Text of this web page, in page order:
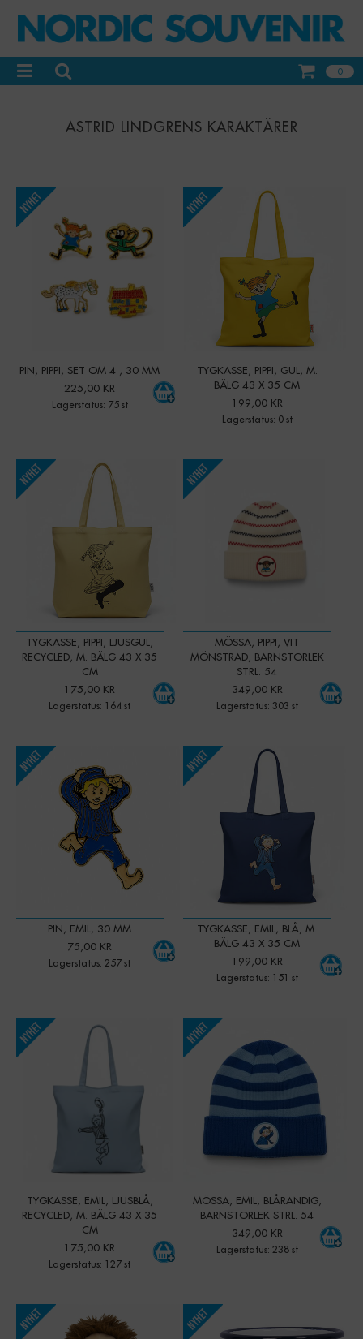
0
ASTRID LINDGRENS KARAKTÄRER
PIN, PIPPI, SET OM 4 , 30 MM
225,00 KR
Lagerstatus: 75 st
Qty:
TYGKASSE, PIPPI, GUL, M.
BÄLG 43 X 35 CM
199,00 KR
Lagerstatus: 0 st
TYGKASSE, PIPPI, LJUSGUL,
RECYCLED, M. BÄLG 43 X 35
CM
175,00 KR
Lagerstatus: 164 st
Qty: +
MÖSSA, PIPPI, VIT
MÖNSTRAD, BARNSTORLEK
STRL. 54
349,00 KR
Lagerstatus: 303 st
Qty:
PIN, EMIL, 30 MM
75,00 KR
Lagerstatus: 257 st
Qty: +
TYGKASSE, EMIL, BLÅ, M.
BÄLG 43 X 35 CM
199,00 KR
Lagerstatus: 151 st
Qty: +
TYGKASSE, EMIL, LJUSBLÅ,
RECYCLED, M. BÄLG 43 X 35
CM
175,00 KR
Lagerstatus: 127 st
Qty: +
MÖSSA, EMIL, BLÅRANDIG,
BARNSTORLEK STRL. 54
349,00 KR
Lagerstatus: 238 st
Qty:
Qty: + Qty: